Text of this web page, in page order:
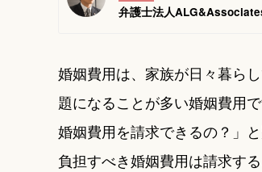
弁護士法人
婚姻費用は、家族が日々暮ら
題になることが多い婚姻費用
婚姻費用を請求できるの？」
負担すべき婚姻費用は請求する